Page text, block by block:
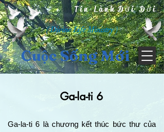
Tin Lành Đời Đời
( Divine Life Ministry )
Cuộc Sống Mới
Ga-la-ti 6
Ga-la-ti 6 là chương kết thúc bức thư của